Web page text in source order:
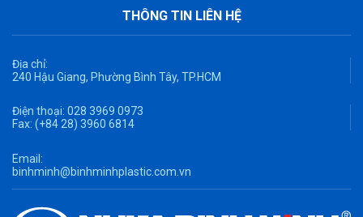
THÔNG TIN LIÊN HỆ
Địa chỉ:
240 Hậu Giang, Phường Bình Tây, TP.HCM
Điện thoại: 028 3969 0973
Fax: (+84 28) 3960 6814
Email:
binhminh@binhminhplastic.com.vn